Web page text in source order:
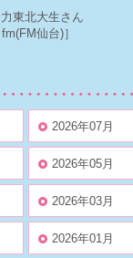
東北大生さん
fm(FM仙台)］
2026年07月
2026年05月
2026年03月
2026年01月